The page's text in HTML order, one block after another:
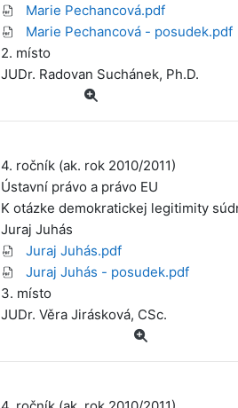
Marie Pechancová.pdf
Marie Pechancová - posudek.pdf
2. místo
JUDr. Radovan Suchánek, Ph.D.
4. ročník (ak. rok 2010/2011)
Ústavní právo a právo EU
K otázke demokratickej legitimity
Juraj Juhás
Juraj Juhás.pdf
Juraj Juhás - posudek.pdf
3. místo
JUDr. Věra Jirásková, CSc.